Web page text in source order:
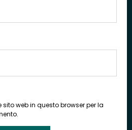
web in questo browser per la